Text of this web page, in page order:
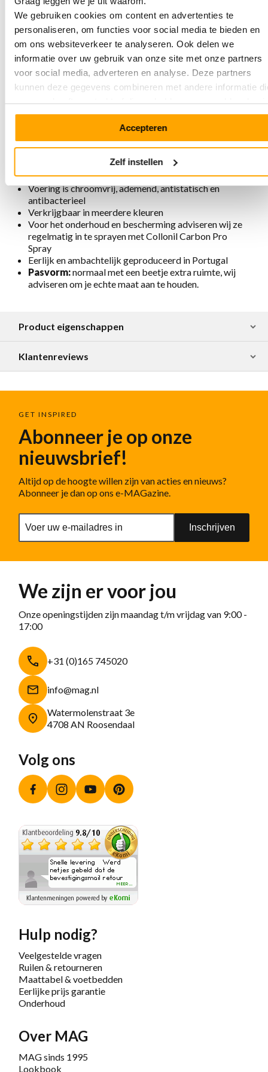
We gebruiken cookies om content en advertenties te
personaliseren, om functies voor social media te bieden en
om ons websiteverkeer te analyseren. Ook delen we
informatie over uw gebruik van onze site met onze partners
voor social media, adverteren en analyse. Deze partners
kunnen deze gegevens combineren met andere informatie
u aan ze heeft verstrekt of die ze hebben verzameld op
van uw gebruik van hun services.
Accepteren
Zelf instellen
aan, nooit meer uit!
Eigenschappen MPS3 6610 White &
Black
Gemaakt van zacht en sterk premium nubuckleer, in
combinatie met soepel floaterleer
Doorgestikte 2-kleurige zool met goede demping en
6-oogs oxford-vetersluiting met bordeauxrood eyelet
boven
Zachte padding rond hiel en onder tong
Uitneembaar voetbed met goede demping
Voering is chroomvrij, ademend, antistatisch en
antibacterieel
Verkrijgbaar in meerdere kleuren
Voor het onderhoud en bescherming adviseren wij ze
regelmatig in te sprayen met Collonil Carbon Pro
Spray
Eerlijk en ambachtelijk geproduceerd in Portugal
Pasvorm:normaal met een beetje extra ruimte, wij
adviseren om je echte maat aan te houden.
Product eigenschappen
Klantenreviews
GET INSPIRED
Abonneer je op onze
nieuwsbrief!
Altijd op de hoogte willen zijn van acties en nieuws?
Abonneer je dan op ons e-MAGazine.
Inschrijven
We zijn er voor jou
Onze openingstijden zijn maandag t/m vrijdag van 9:00 -
17:00
+31 (0)165 745020
info@mag.nl
Watermolenstraat 3e
4708 AN Roosendaal
Volg ons
FacebookInstagramYouTube
Hulp nodig?
Veelgestelde vragen
Ruilen & retourneren
Maattabel & voetbedden
Eerlijke prijs garantie
Onderhoud
Over MAG
MAG sinds 1995
Lookbook